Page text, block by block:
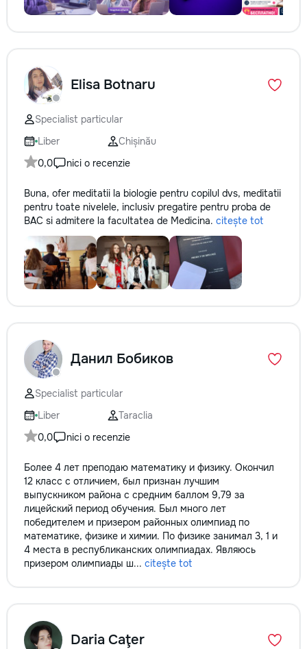
extensibil – de la
dumneavoastră!
interiorul cât mai
pentru o
responsabilitate.
ideile în locuințe
moderne și
noastră – liniștea
dumneavoastră!
Elisa Botnaru
Specialist particular
Liber
Chișinău
0,0
nici o recenzie
Buna, ofer meditatii la biologie pentru copilul dvs, meditatii
pentru toate nivelele, inclusiv pregatire pentru proba de
BAC si admitere la facultatea de Medicina. citește tot
Данил Бобиков
Specialist particular
Liber
Taraclia
0,0
nici o recenzie
Более 4 лет преподаю математику и физику. Окончил
12 класс с отличием, был признан лучшим
выпускником района с средним баллом 9,79 за
лицейский период обучения. Был много лет
победителем и призером районных олимпиад по
математике, физике и химии. По физике занимал 3, 1 и
4 места в республиканских олимпиадах. Являюсь
призером олимпиады ш... citește tot
Daria Caţer